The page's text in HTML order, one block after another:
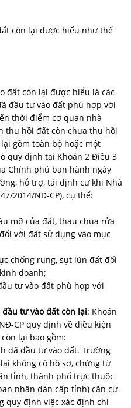
còn lại được hiểu như thế
đất còn lại được hiểu là các
đầu tư vào đất phù hợp với
thời điểm cơ quan nhà
thu hồi đất còn chưa thu hồi
gồm toàn bộ hoặc một
quy định tại Khoản 2 Điều 3
Chính phủ ban hành ngày
hỗ trợ, tái định cư khi Nhà
2014/NĐ-CP), cụ thể:
mỡ của đất, thau chua rửa
với đất sử dụng vào mục
chống rung, sụt lún đất đối
doanh;
tư vào đất phù hợp với
tư vào đất còn lại: Khoản
CP quy định về điều kiện
lại bao gồm:
đã đầu tư vào đất. Trường
không có hồ sơ, chứng từ
tỉnh, thành phố trực thuộc
nhân dân cấp tỉnh) căn cứ
quy định việc xác định chi